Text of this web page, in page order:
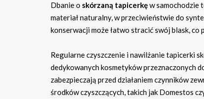
Dbanie o skórzaną tapicerkęw samochodzie
materiał naturalny, w przeciwieństwie do
konserwacji może łatwo stracić swój blask, co
Regularne czyszczenie i nawilżanie tapicerki
dedykowanych kosmetyków przeznaczonych
zabezpieczają przed działaniem czynników
środków czyszczących, takich jak Domestos